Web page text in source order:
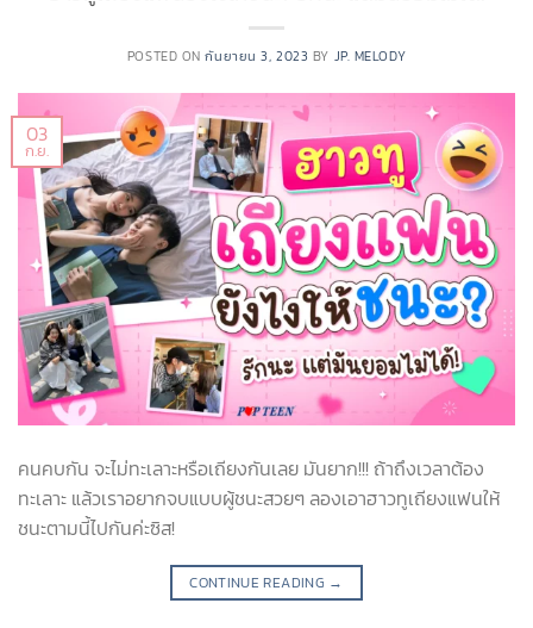
POSTED ONกันยายน 3, 2023 BY JP. MELODY
03
ก.ย.
คนคบกัน จะไม่ทะเลาะหรือเถียงกันเลย มันยาก!!! ถ้าถึงเวลาต้อง
ทะเลาะ แล้วเราอยากจบแบบผู้ชนะสวยๆ ลองเอาฮาวทูเถียงแฟนให้
ชนะตามนี้ไปกันค่ะซิส!
CONTINUE READING →